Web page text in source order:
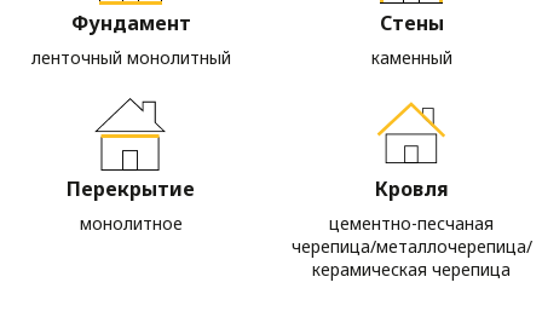
Фундамент
ленточный монолитный
Стены
каменный
Перекрытие
монолитное
Кровля
цементно-песчаная
черепица/металлочерепица/
керамическая черепица